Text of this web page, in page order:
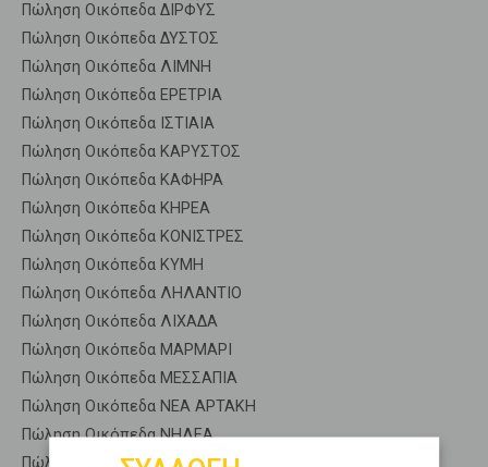
Πώληση Οικόπεδα ΔΙΡΦΥΣ
Πώληση Οικόπεδα ΔΥΣΤΟΣ
Πώληση Οικόπεδα ΛΙΜΝΗ
Πώληση Οικόπεδα ΕΡΕΤΡΙΑ
Πώληση Οικόπεδα ΙΣΤΙΑΙΑ
Πώληση Οικόπεδα ΚΑΡΥΣΤΟΣ
Πώληση Οικόπεδα ΚΑΦΗΡΑ
Πώληση Οικόπεδα ΚΗΡΕΑ
Πώληση Οικόπεδα ΚΟΝΙΣΤΡΕΣ
Πώληση Οικόπεδα ΚΥΜΗ
Πώληση Οικόπεδα ΛΗΛΑΝΤΙΟ
Πώληση Οικόπεδα ΛΙΧΑΔΑ
Πώληση Οικόπεδα ΜΑΡΜΑΡΙ
Πώληση Οικόπεδα ΜΕΣΣΑΠΙΑ
Πώληση Οικόπεδα ΝΕΑ ΑΡΤΑΚΗ
Πώληση Οικόπεδα ΝΗΛΕΑ
Πώληση Οικόπεδα ΣΤΥΡΑ